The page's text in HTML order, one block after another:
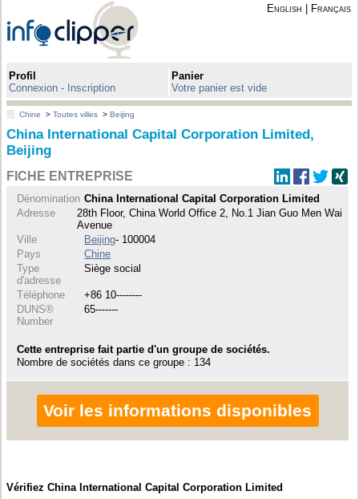
English Français
Profil
Connexion - Inscription
Panier
Votre panier est vide
Chine >Toutes villes >Beijing
China International Capital Corporation Limited,
Beijing
FICHE ENTREPRISE
Dénomination China International Capital Corporation Limited
Adresse
28th Floor, China World Office 2, No.1 Jian Guo Men Wai
Avenue
Ville
Beijing- 100004
Pays
Chine
Type
d'adresse
Siège social
Téléphone
+86 10--------
DUNS®
Number
65-------
Cette entreprise fait partie d'un groupe de sociétés.
Nombre de sociétés dans ce groupe : 134
Voir les informations disponibles
Vérifiez China International Capital Corporation Limited